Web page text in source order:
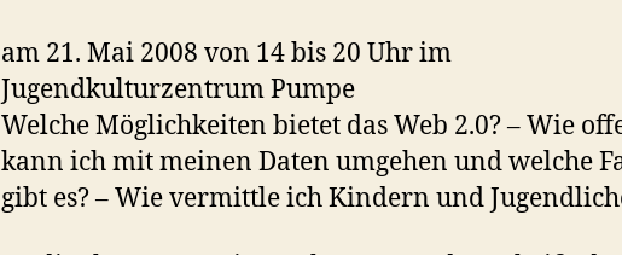
am 21. Mai 2008 von 14 bis 20 Uhr im
Jugendkulturzentrum Pumpe
Welche Möglichkeiten bietet das Web 2.0? – Wie
kann ich mit meinen Daten umgehen und welche
gibt es? – Wie vermittle ich Kindern und